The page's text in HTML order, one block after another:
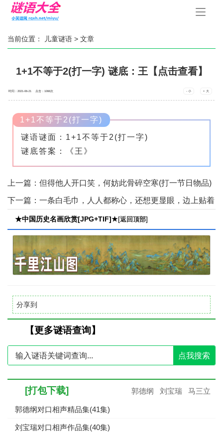
手
当前位置： 儿童谜语 > 文章
1+1不等于2(打一字) 谜底：王【点击查看】
时间：2021-06-21 点击：1066次 - 小 + 大
1+1不等于2(打一字)
谜语谜面：1+1不等于2(打一字)
谜底答案：《王》
上一篇： 但得他人开口笑，何妨此骨碎空寒(打一节日物品)
谜底：鞭炮【点击查看】
下一篇： 一条白毛巾，人人都称心，还想更显眼，边上贴着
金(打一字) 谜底：锦【点击查看】
★中国历史名画欣赏[JPG+TIF]★[返回顶部]
分享到
【更多谜语查询】
点我搜索
[打包下载] 郭德纲 刘宝瑞 马三立
郭德纲对口相声精品集(41集)
刘宝瑞对口相声作品集(40集)